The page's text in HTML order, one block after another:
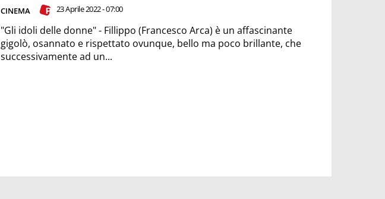
CINEMA 23 Aprile 2022 - 07:00
"Gli idoli delle donne" - Fillippo (Francesco Arca) è un affascinante
gigolò, osannato e rispettato ovunque, bello ma poco brillante, che
successivamente ad un...